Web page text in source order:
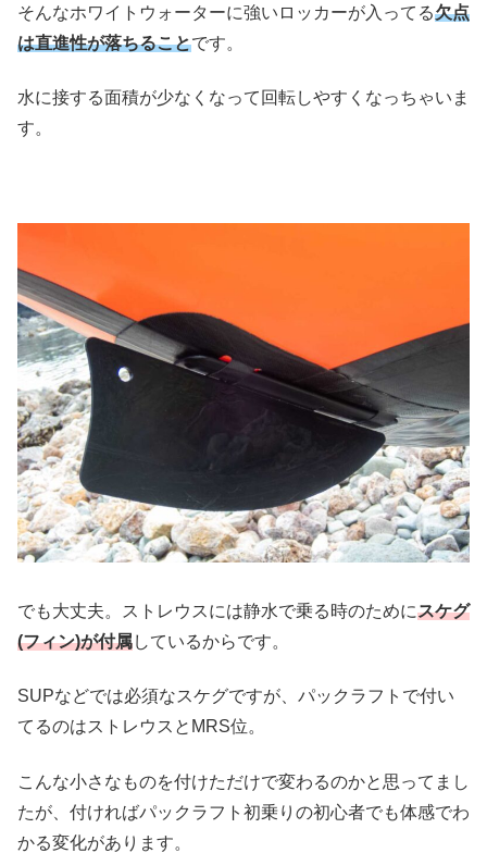
そんなホワイトウォーターに強いロッカーが入ってる欠点
は直進性が落ちることです。
水に接する面積が少なくなって回転しやすくなっちゃいま
す。
でも大丈夫。ストレウスには静水で乗る時のためにスケグ
(フィン)が付属しているからです。
SUPなどでは必須なスケグですが、パックラフトで付い
てるのはストレウスとMRS位。
こんな小さなものを付けただけで変わるのかと思ってまし
たが、付ければパックラフト初乗りの初心者でも体感でわ
かる変化があります。